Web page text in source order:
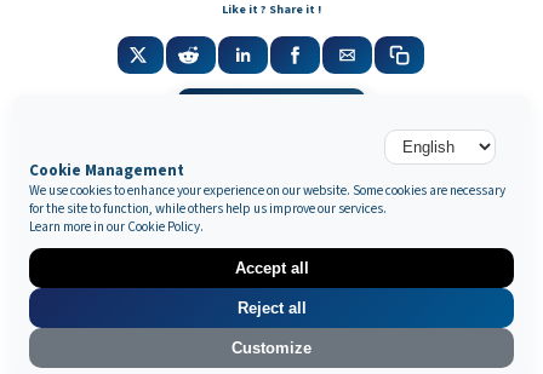
Like it ? Share it !
Galerie Marek & Sons
Maurice Mielniczuk et Elise Vignault
© 2026 © SAS MAREK AND SONS. Tous droits réservés.
App par Lock •
Cookie Management
We use cookies to enhance your experience on our website. Some cookies are necessary
for the site to function, while others help us improve our services.
Learn more in our Cookie Policy.
Accept all
Reject all
Customize